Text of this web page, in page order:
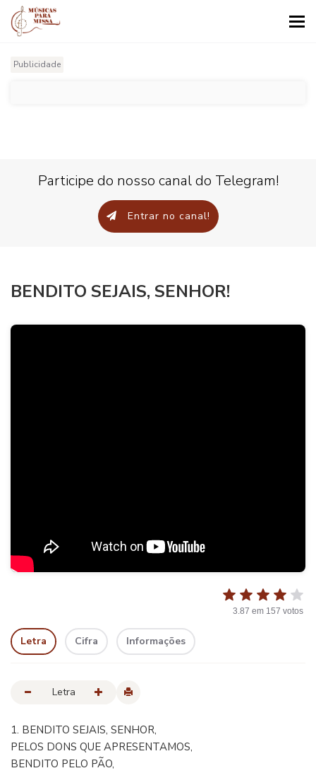
Publicidade
Participe do nosso canal do Telegram!
Entrar no canal!
BENDITO SEJAIS, SENHOR!
3.87 em 157 votos
Letra Cifra Informações
Letra
1. BENDITO SEJAIS, SENHOR,
PELOS DONS QUE APRESENTAMOS,
BENDITO PELO PÃO,